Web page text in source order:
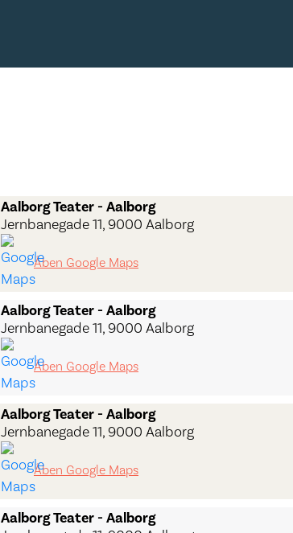
Aalborg Teater - Aalborg
Jernbanegade 11, 9000 Aalborg
Åben Google Maps
Aalborg Teater - Aalborg
Jernbanegade 11, 9000 Aalborg
Åben Google Maps
Aalborg Teater - Aalborg
Jernbanegade 11, 9000 Aalborg
Åben Google Maps
Aalborg Teater - Aalborg